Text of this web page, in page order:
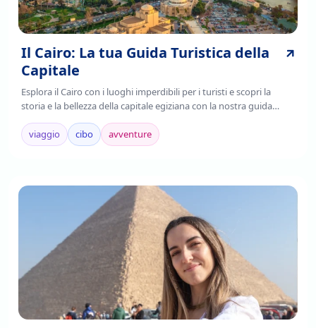
Il Cairo: La tua Guida Turistica della
Capitale
Esplora il Cairo con i luoghi imperdibili per i turisti e scopri la
storia e la bellezza della capitale egiziana con la nostra guida
completa. Leggi ora!
viaggio
cibo avventure